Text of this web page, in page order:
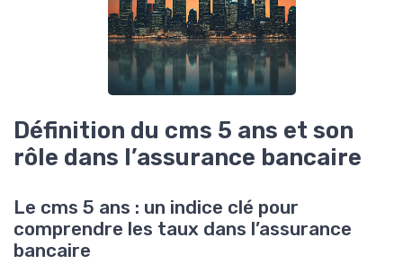
Définition du cms 5 ans et son
rôle dans l’assurance bancaire
Le cms 5 ans : un indice clé pour
comprendre les taux dans l’assurance
bancaire